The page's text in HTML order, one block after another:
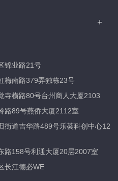
锦业路21号
梅南路379弄独栋23号
寺横路80号台州商人大厦2103
路89号燕侨大厦2112室
街道吉华路489号乐荟科创中心12
路158号利通大厦20层2007室
长江德必WE